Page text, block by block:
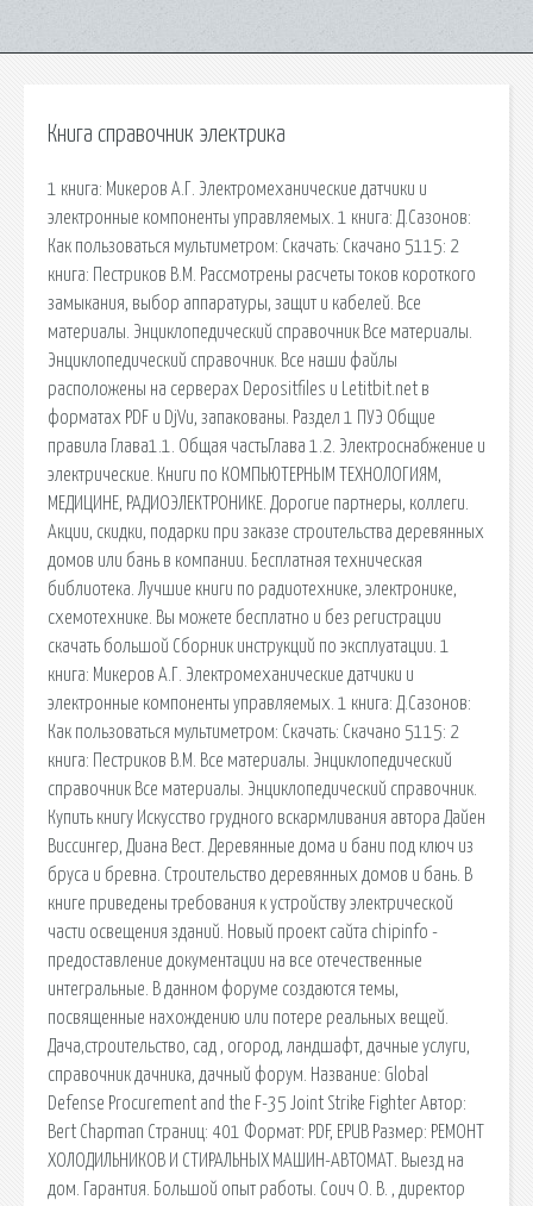
Книга справочник электрика
1 книга: Микеров А.Г. Электромеханические датчики и
электронные компоненты управляемых. 1 книга: Д.Сазонов:
Как пользоваться мультиметром: Скачать: Скачано 5115: 2
книга: Пестриков В.М. Рассмотрены расчеты токов короткого
замыкания, выбор аппаратуры, защит и кабелей. Все
материалы. Энциклопедический справочник Все материалы.
Энциклопедический справочник. Все наши файлы
расположены на серверах Depositfiles и Letitbit.net в
форматах PDF и DjVu, запакованы. Раздел 1 ПУЭ Общие
правила Глава1.1. Общая частьГлава 1.2. Электроснабжение и
электрические. Книги по КОМПЬЮТЕРНЫМ ТЕХНОЛОГИЯМ,
МЕДИЦИНЕ, РАДИОЭЛЕКТРОНИКЕ. Дорогие партнеры, коллеги.
Акции, скидки, подарки при заказе строительства деревянных
домов или бань в компании. Бесплатная техническая
библиотека. Лучшие книги по радиотехнике, электронике,
схемотехнике. Вы можете бесплатно и без регистрации
скачать большой Сборник инструкций по эксплуатации. 1
книга: Микеров А.Г. Электромеханические датчики и
электронные компоненты управляемых. 1 книга: Д.Сазонов:
Как пользоваться мультиметром: Скачать: Скачано 5115: 2
книга: Пестриков В.М. Все материалы. Энциклопедический
справочник Все материалы. Энциклопедический справочник.
Купить книгу Искусство грудного вскармливания автора Дайен
Виссингер, Диана Вест. Деревянные дома и бани под ключ из
бруса и бревна. Строительство деревянных домов и бань. В
книге приведены требования к устройству электрической
части освещения зданий. Новый проект сайта chipinfo -
предоставление документации на все отечественные
интегральные. В данном форуме создаются темы,
посвященные нахождению или потере реальных вещей.
Дача,строительство, сад , огород, ландшафт, дачные услуги,
справочник дачника, дачный форум. Название: Global
Defense Procurement and the F-35 Joint Strike Fighter Автор:
Bert Chapman Страниц: 401 Формат: PDF, EPUB Размер: РЕМОНТ
ХОЛОДИЛЬНИКОВ И СТИРАЛЬНЫХ МАШИН-АВТОМАТ. Выезд на
дом. Гарантия. Большой опыт работы. Соич О. В. , директор